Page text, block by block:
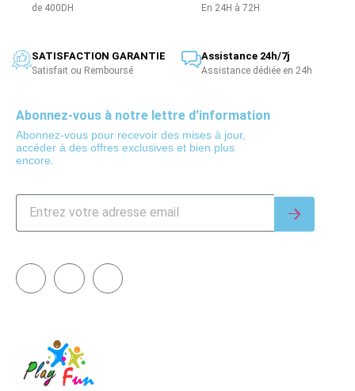
de 400DH
En 24H à 72H
SATISFACTION GARANTIE
Satisfait ou Remboursé
Assistance 24h/7j
Assistance dédiée en 24h
Abonnez-vous à notre lettre d'information
Abonnez-vous pour recevoir des mises à jour,
accéder à des offres exclusives et bien plus
encore.